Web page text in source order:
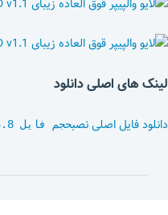
لینک های اصلی دانلود
دانلود فایل اصلی نصبحجم فایل 3.8 مگابایت